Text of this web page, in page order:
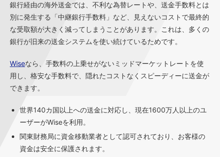
銀行経由の海外送金では、不利な為替レートや、送金手数料とは
別に発生する「中継銀行手数料」など、見えないコストで最終的
な受取額が大きく減ってしまうことがあります。これは、多くの
銀行が旧来の送金システムを使い続けているためです。
Wiseなら、手数料の上乗せがないミッドマーケットレートを使
用し、格安な手数料で、隠れたコストなくスピーディーに送金が
できます。
世界140カ国以上への送金に対応し、現在1600万人以上のユ
ーザーがWiseを利用。
関東財務局に資金移動業者として認可されており、お客様の
資金は安全に保護されます。